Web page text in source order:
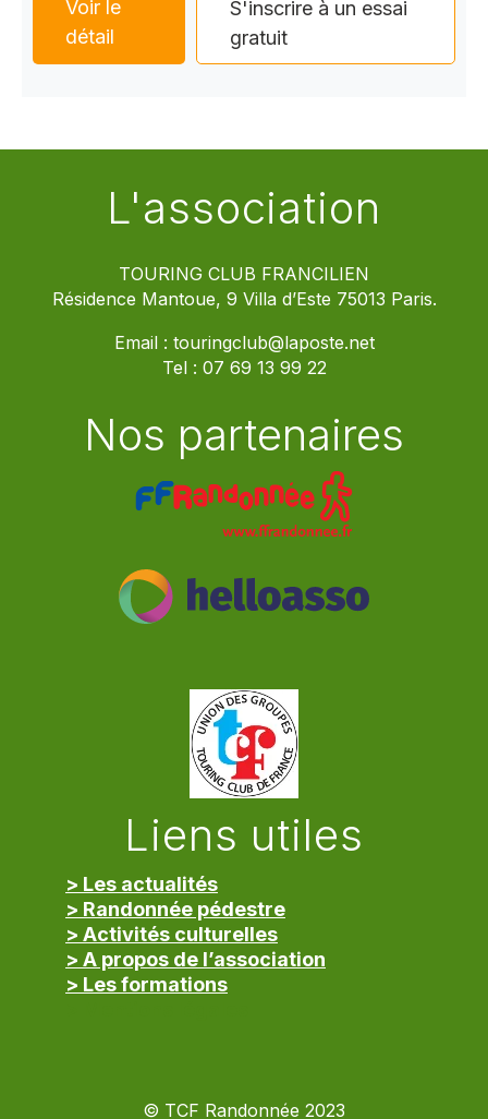
Voir le
détail
S'inscrire à un essai
gratuit
L'association
TOURING CLUB FRANCILIEN
Résidence Mantoue, 9 Villa d’Este 75013 Paris.
Email : touringclub@laposte.net
Tel : 07 69 13 99 22
Nos partenaires
Liens utiles
> Les actualités
> Randonnée pédestre
> Activités culturelles
> A propos de l’association
> Les formations
© TCF Randonnée 2023